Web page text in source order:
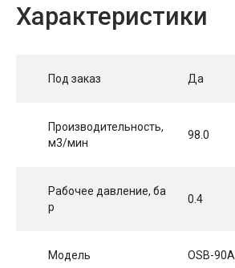
Характеристики
Под заказ Да
Производительность,
м3/мин
98.0
Рабочее давление, ба
р
0.4
Модель OSB-90A